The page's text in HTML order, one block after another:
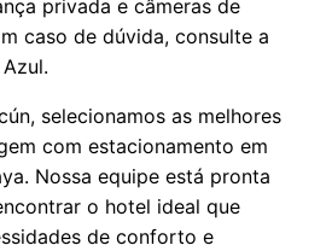
privada e câmeras de
caso de dúvida, consulte a
selecionamos as melhores
com estacionamento em
Nossa equipe está pronta
o hotel ideal que
de conforto e